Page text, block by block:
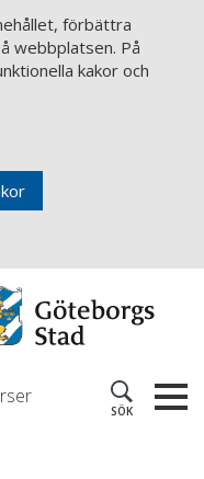
förbättra
webbplatsen. På
kakor och
SÖK